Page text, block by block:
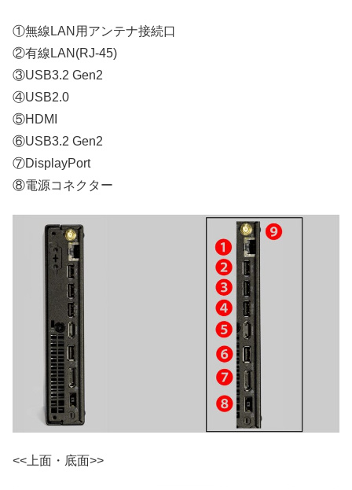
①無線LAN用アンテナ接続口
②有線LAN(RJ-45)
③USB3.2 Gen2
④USB2.0
⑤HDMI
⑥USB3.2 Gen2
⑦DisplayPort
⑧電源コネクター
<<上面・底面>>